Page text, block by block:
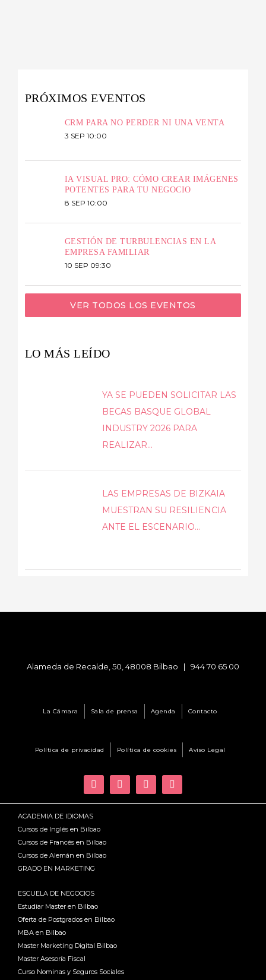
PRÓXIMOS EVENTOS
CRM PARA NO PERDER NI UNA VENTA
3 SEP 10:00
IA VISUAL PRO: CÓMO CREAR IMÁGENES
POTENTES PARA TU NEGOCIO
8 SEP 10:00
GESTIÓN DE TURBULENCIAS EN LA
EMPRESA FAMILIAR
10 SEP 09:30
VER TODOS LOS EVENTOS
LO MÁS LEÍDO
YA SE PUEDEN SOLICITAR LAS
BECAS BASQUE GLOBAL
INDUSTRY 2026 PARA
REALIZAR...
LAS EMPRESAS DE BIZKAIA
MUESTRAN SU RESILIENCIA
ANTE EL ESCENARIO...
Alameda de Recalde, 50, 48008 Bilbao | 944 70 65 00
La Cámara Sala de prensa Agenda Contacto
Política de privacidad Política de cookies Aviso Legal
ACADEMIA DE IDIOMAS
Cursos de Inglés en Bilbao
Cursos de Francés en Bilbao
Cursos de Alemán en Bilbao
GRADO EN MARKETING
ESCUELA DE NEGOCIOS
Estudiar Master en Bilbao
Oferta de Postgrados en Bilbao
MBA en Bilbao
Master Marketing Digital Bilbao
Master Asesoría Fiscal
Curso Nominas y Seguros Sociales